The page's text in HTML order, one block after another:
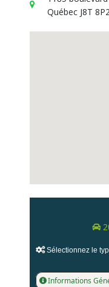
Québec J8T 8P2
Sélectionnez le
Informations